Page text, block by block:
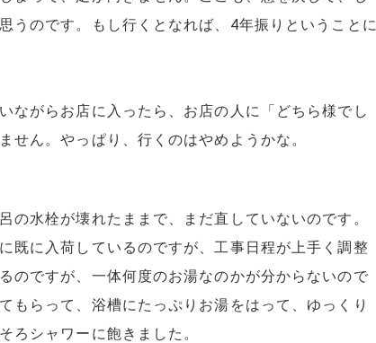
うのです。もし行くとなれば、4年振りということに
ながらお店に入ったら、お店の人に「どちら様でし
せん。やっぱり、行くのはやめようかな。
の水栓が壊れたままで、まだ直していないのです。
既に入荷しているのですが、工事日程が上手く調整
のですが、一体何度のお湯なのかが分からないので
らって、浴槽にたっぷりお湯をはって、ゆっくり
ろシャワーに飽きました。